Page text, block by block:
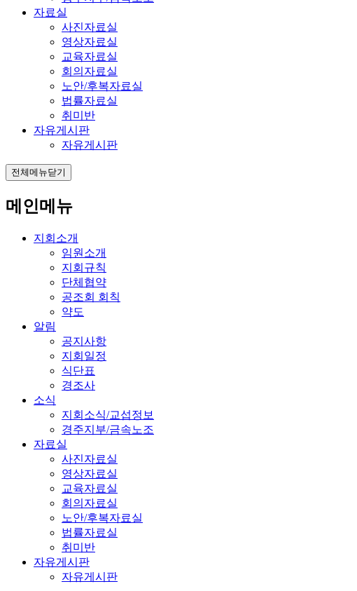
자료실
사진자료실
영상자료실
교육자료실
회의자료실
노안/후복자료실
법률자료실
취미반
자유게시판
자유게시판
전체메뉴닫기
메인메뉴
지회소개
임원소개
지회규칙
단체협약
공조회 회칙
약도
알림
공지사항
지회일정
식단표
경조사
소식
지회소식/교섭정보
경주지부/금속노조
자료실
사진자료실
영상자료실
교육자료실
회의자료실
노안/후복자료실
법률자료실
취미반
자유게시판
자유게시판